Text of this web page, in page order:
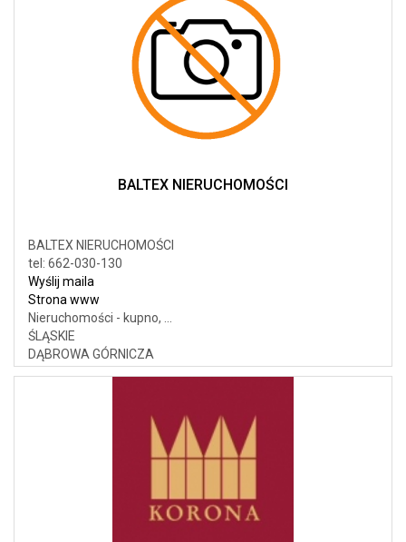
BALTEX NIERUCHOMOŚCI
BALTEX NIERUCHOMOŚCI
tel: 662-030-130
Wyślij maila
Strona www
Nieruchomości - kupno, ...
ŚLĄSKIE
DĄBROWA GÓRNICZA